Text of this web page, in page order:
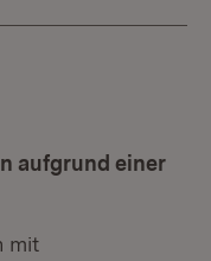
aufgrund einer
mit